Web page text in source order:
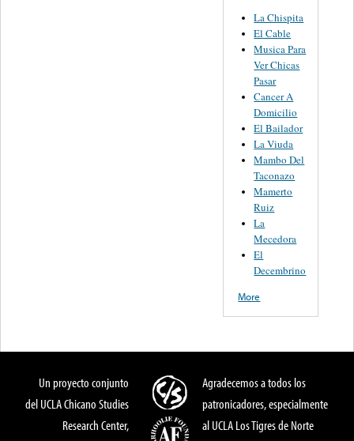
La Chispita
El Cable
Musica Para
Ver Chicas
Pasar
Cancer A
Domicilio
El Bailador
La Viuda
Mambo Del
Taconazo
Mamerto
Ruiz
La
Mecedora
El
Decembrino
More
Un proyecto conjunto
del UCLA Chicano Studies
Research Center,
Agradecemos a todos los
patronicadores, especialmente
al UCLA Los Tigres de Norte